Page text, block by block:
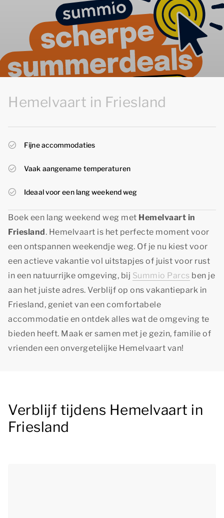
Hemelvaart in Friesland
Fijne accommodaties
Vaak aangename temperaturen
Ideaal voor een lang weekend weg
Boek een lang weekend weg met Hemelvaart in
Friesland. Hemelvaart is het perfecte moment voor
een ontspannen weekendje weg. Of je nu kiest voor
een actieve vakantie vol uitstapjes of juist voor rust
in een natuurrijke omgeving, bij Summio Parcs ben je
aan het juiste adres. Verblijf op ons vakantiepark in
Friesland, geniet van een comfortabele
accommodatie en ontdek alles wat de omgeving te
bieden heeft. Maak er samen met je gezin, familie of
vrienden een onvergetelijke Hemelvaart van!
Verblijf tijdens Hemelvaart in
Friesland